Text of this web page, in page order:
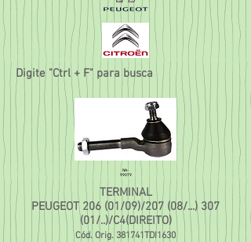
Digite "Ctrl + F" para busca
NA-
99079
TERMINAL
PEUGEOT 206 (01/09)/207 (08/...) 307
(01/..)/C4(DIREITO)
Cód. Orig. 381741TDI1630